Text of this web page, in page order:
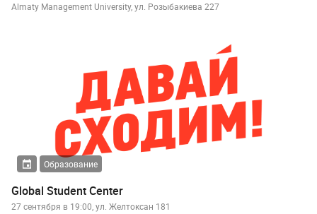
Almaty Management University, ул. Розыбакиева 227
Образование
Global Student Center
27 сентября в 19:00, ул. Желтоксан 181